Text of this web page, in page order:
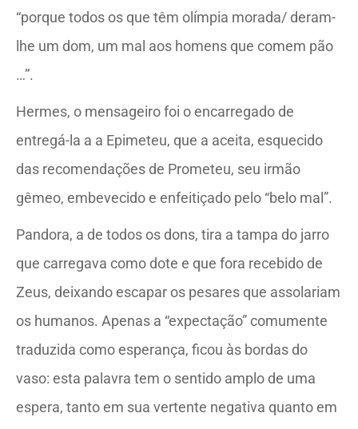
“porque todos os que têm olímpia morada/ deram-
lhe um dom, um mal aos homens que comem pão
…”.
Hermes, o mensageiro foi o encarregado de
entregá-la a a Epimeteu, que a aceita, esquecido
das recomendações de Prometeu, seu irmão
gêmeo, embevecido e enfeitiçado pelo “belo mal”.
Pandora, a de todos os dons, tira a tampa do jarro
que carregava como dote e que fora recebido de
Zeus, deixando escapar os pesares que assolariam
os humanos. Apenas a “expectação” comumente
traduzida como esperança, ficou às bordas do
vaso: esta palavra tem o sentido amplo de uma
espera, tanto em sua vertente negativa quanto em